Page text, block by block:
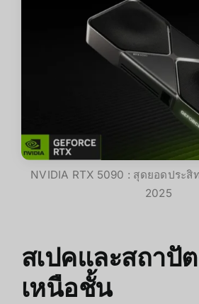
NVIDIA RTX 5090 : สุดยอดประ
2025
สเปคและสถาปั
เหนือชั้น